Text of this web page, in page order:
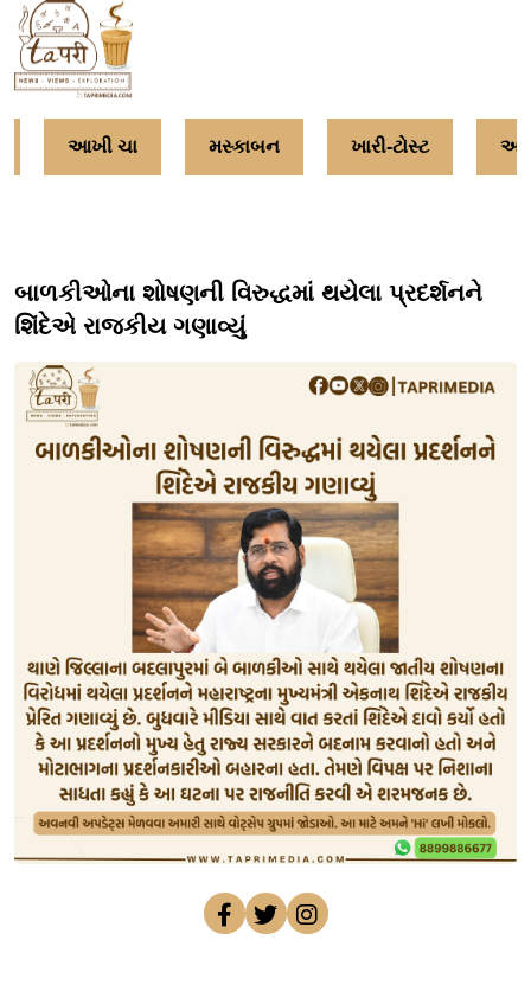
આખી ચા મસ્કાબન ખારી-ટોસ્ટ
બાળકીઓના શોષણની વિરુદ્ધમાં થયેલા પ્રદર્શનને
શિંદેએ રાજકીય ગણાવ્યું